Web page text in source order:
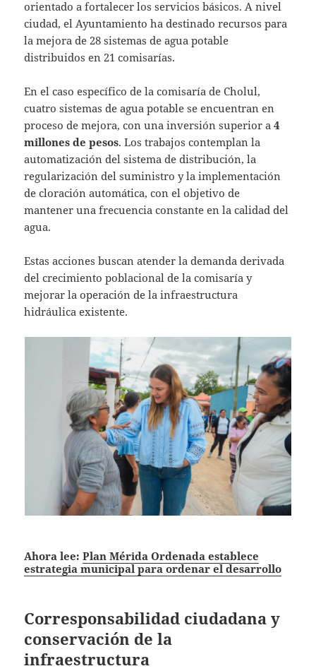
orientado a fortalecer los servicios básicos. A nivel
ciudad, el Ayuntamiento ha destinado recursos para
la mejora de 28 sistemas de agua potable
distribuidos en 21 comisarías.
En el caso específico de la comisaría de Cholul,
cuatro sistemas de agua potable se encuentran en
proceso de mejora, con una inversión superior a4
millones de pesos. Los trabajos contemplan la
automatización del sistema de distribución, la
regularización del suministro y la implementación
de cloración automática, con el objetivo de
mantener una frecuencia constante en la calidad del
agua.
Estas acciones buscan atender la demanda derivada
del crecimiento poblacional de la comisaría y
mejorar la operación de la infraestructura
hidráulica existente.
Ahora lee:Plan Mérida Ordenada establece
estrategia municipal para ordenar el desarrollo
Corresponsabilidad ciudadana y
conservación de la
infraestructura